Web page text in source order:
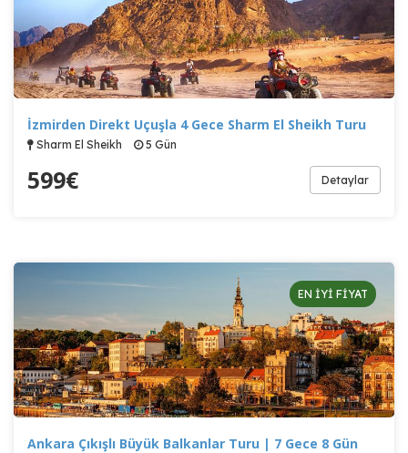
İzmirden Direkt Uçuşla 4 Gece Sharm El Sheikh Turu
Sharm El Sheikh 5 Gün
599€ Detaylar
EN İYİ FİYAT
Ankara Çıkışlı Büyük Balkanlar Turu | 7 Gece 8 Gün